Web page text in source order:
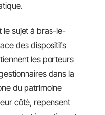
le sujet à bras-le-
des dispositifs
les porteurs
dans la
du patrimoine
côté, repensent